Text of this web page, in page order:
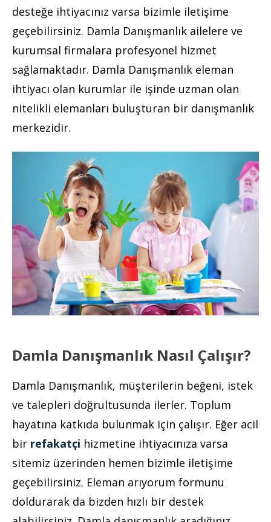
desteğe ihtiyacınız varsa bizimle iletişime
geçebilirsiniz. Damla Danışmanlık ailelere ve
kurumsal firmalara profesyonel hizmet
sağlamaktadır. Damla Danışmanlık eleman
ihtiyacı olan kurumlar ile işinde uzman olan
nitelikli elemanları buluşturan bir danışmanlık
merkezidir.
Damla Danışmanlık Nasıl Çalışır?
Damla Danışmanlık, müşterilerin beğeni, istek
ve talepleri doğrultusunda ilerler. Toplum
hayatına katkıda bulunmak için çalışır. Eğer acil
bir refakatçi hizmetine ihtiyacınıza varsa
sitemiz üzerinden hemen bizimle iletişime
geçebilirsiniz. Eleman arıyorum formunu
doldurarak da bizden hızlı bir destek